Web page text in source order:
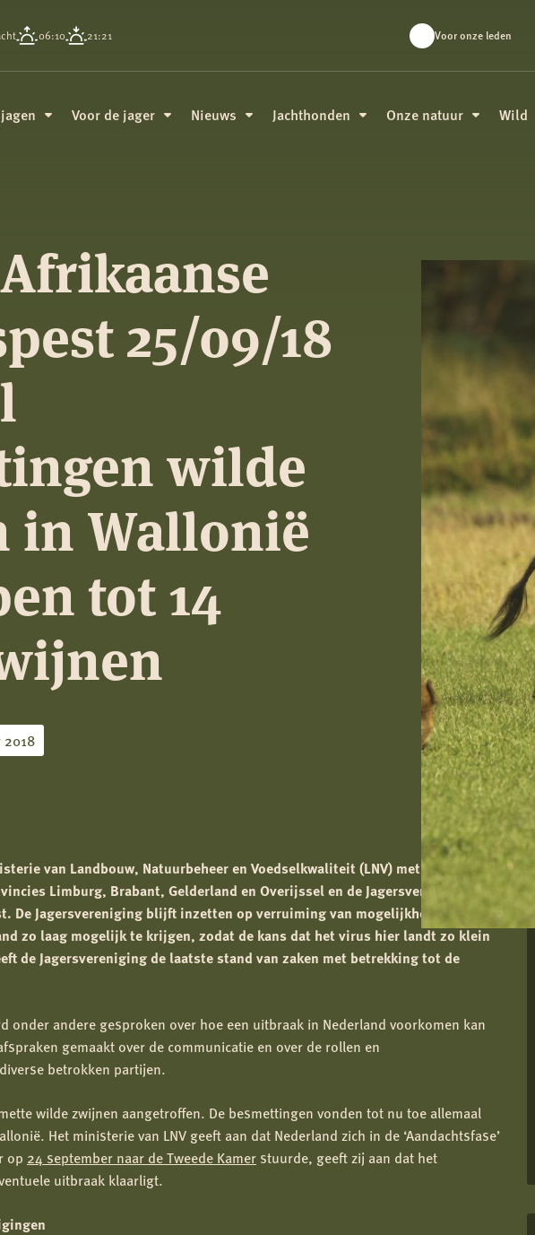
06:10 21:21 Voor onze leden
Voor de jager Nieuws Jachthonden Onze natuur Wild
25/09/18
wilde
in Wallonië
tot 14
2018
van Landbouw, Natuurbeheer en Voedselkwaliteit (LNV) met de
Limburg, Brabant, Gelderland en Overijssel en de Jagersvereniging
De Jagersvereniging blijft inzetten op verruiming van mogelijkheden voor
zo laag mogelijk te krijgen, zodat de kans dat het virus hier landt zo klein
de Jagersvereniging de laatste stand van zaken met betrekking tot de
onder andere gesproken over hoe een uitbraak in Nederland voorkomen kan
gemaakt over de communicatie en over de rollen en
betrokken partijen.
wilde zwijnen aangetroffen. De besmettingen vonden tot nu toe allemaal
Het ministerie van LNV geeft aan dat Nederland zich in de ‘Aandachtsfase’
op 24 september naar de Tweede Kamer stuurde, geeft zij aan dat het
uitbraak klaarligt.